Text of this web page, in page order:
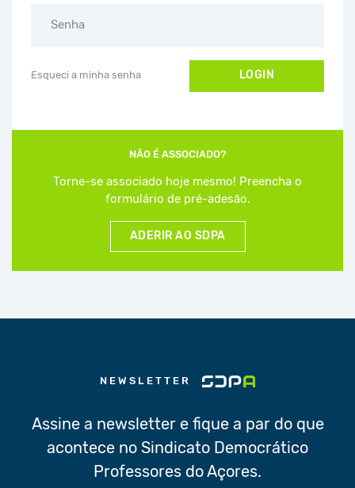
Senha
Esqueci a minha senha LOGIN
NÃO É ASSOCIADO?
Torne-se associado hoje mesmo! Preencha o
formulário de pré-adesão.
ADERIR AO SDPA
NEWSLETTER
Assine a newsletter e fique a par do que
acontece no Sindicato Democrático
Professores do Açores.